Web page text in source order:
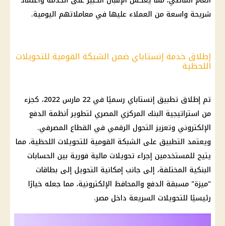
شريحة واسعة من العملاء عليها في معاملاتهم اليومية.
إطلاق خدمة إنستاباي ضمن الشبكة القومية للتحويلات
اللحظية
تم إطلاق تطبيق إنستاباي رسميًا في 22 مارس 2022، كجزء
من استراتيجية البنك المركزي المصري لتطوير أنظمة الدفع
الإلكتروني وتعزيز التحول الرقمي في القطاع المصرفي.
ويعتمد التطبيق على الشبكة القومية للتحويلات اللحظية، مما
يتيح للمستخدمين إجراء تحويلات مالية فورية بين الحسابات
البنكية المختلفة، إلى جانب إمكانية التحويل إلى بطاقات
"ميزة" مسبقة الدفع والمحافظ الإلكترونية، مما جعله خيارًا
رئيسيًا للتحويلات السريعة داخل مصر.